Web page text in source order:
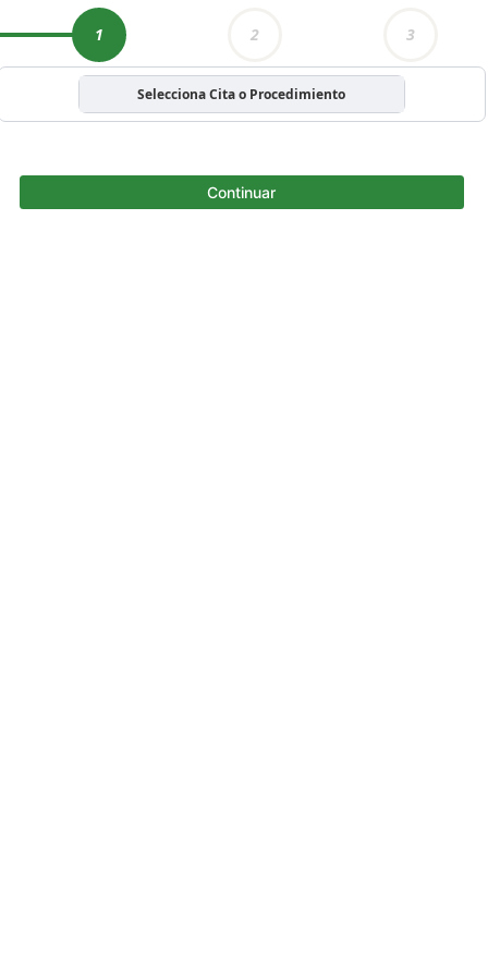
1 2 3
Selecciona Cita o Procedimiento
Continuar